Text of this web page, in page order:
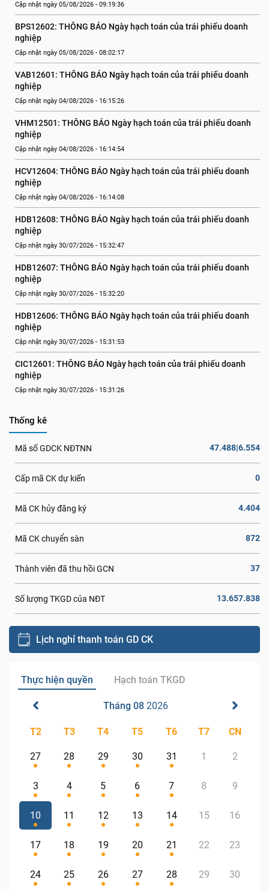
Cập nhật ngày 05/08/2026 - 09:19:36
BPS12602: THÔNG BÁO Ngày hạch toán của trái phiếu doanh
nghiệp
Cập nhật ngày 05/08/2026 - 08:02:17
VAB12601: THÔNG BÁO Ngày hạch toán của trái phiếu doanh
nghiệp
Cập nhật ngày 04/08/2026 - 16:15:26
VHM12501: THÔNG BÁO Ngày hạch toán của trái phiếu doanh
nghiệp
Cập nhật ngày 04/08/2026 - 16:14:54
HCV12604: THÔNG BÁO Ngày hạch toán của trái phiếu doanh
nghiệp
Cập nhật ngày 04/08/2026 - 16:14:08
HDB12608: THÔNG BÁO Ngày hạch toán của trái phiếu doanh
nghiệp
Cập nhật ngày 30/07/2026 - 15:32:47
HDB12607: THÔNG BÁO Ngày hạch toán của trái phiếu doanh
nghiệp
Cập nhật ngày 30/07/2026 - 15:32:20
HDB12606: THÔNG BÁO Ngày hạch toán của trái phiếu doanh
nghiệp
Cập nhật ngày 30/07/2026 - 15:31:53
CIC12601: THÔNG BÁO Ngày hạch toán của trái phiếu doanh
nghiệp
Cập nhật ngày 30/07/2026 - 15:31:26
Thống kê
Mã số GDCK NĐTNN 47.488|6.554
Cấp mã CK dự kiến 0
Mã CK hủy đăng ký 4.404
Mã CK chuyển sàn 872
Thành viên đã thu hồi GCN 37
Số lượng TKGD của NĐT 13.657.838
Lịch nghỉ thanh toán GD CK
Thực hiện quyền Hạch toán TKGD
Tháng 08 2026
T2 T3 T4 T5 T6 T7 CN
27 28 29 30 31 1 2
3 4 5 6 7 8 9
10 11 12 13 14 15 16
17 18 19 20 21 22 23
24 25 26 27 28 29 30